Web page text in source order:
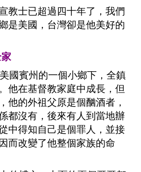
教士已超過四十年了，我們
是美國，台灣卻是他美好的
賓州的一個小鄉下，全鎮
他在基督教家庭中成長，但
他的外祖父原是個酗酒者，
都沒有，後來有人到當地辦
中得知自己是個罪人，並接
而改變了他整個家族的命